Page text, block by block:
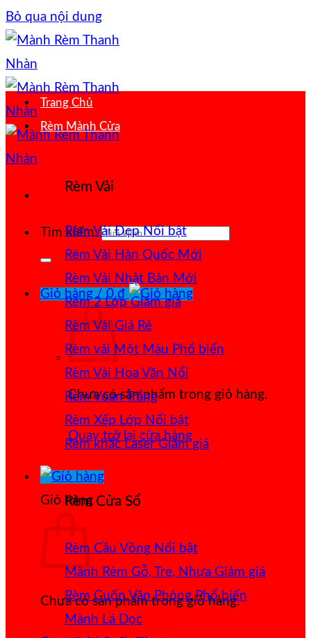
Bỏ qua nội dung
Tìm kiếm:
Giỏ hàng /0₫
Chưa có sản phẩm trong giỏ hàng.
Quay trở lại cửa hàng
Giỏ hàng
Chưa có sản phẩm trong giỏ hàng.
Trang Chủ
Rèm Mành Cửa
Rèm Vải
Rèm Vải Đẹp
Rèm Vải Hàn Quốc
Rèm Vải Nhật Bản
Rèm 2 Lớp
Rèm Vải Giá Rẻ
Rèm vải Một Màu
Rèm Vải Hoa Văn Nổi
Rèm Voan Trắng
Rèm Xếp Lớp
Rèm khắc Laser
Rèm Cửa Sổ
Rèm Cầu Vồng
Mành Rèm Gỗ, Tre, Nhựa
Rèm Cuốn Văn Phòng
Mành Lá Dọc